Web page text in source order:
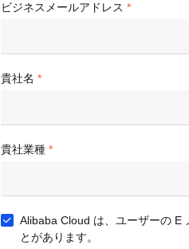
ビジネスメールアドレス
貴社名
貴社業種
Alibaba Cloud は、ユーザーの E
とがあります。